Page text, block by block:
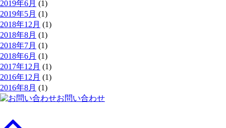
2019年6月 (1)
2019年5月 (1)
2018年12月 (1)
2018年8月 (1)
2018年7月 (1)
2018年6月 (1)
2017年12月 (1)
2016年12月 (1)
2016年8月 (1)
お問い合わせ